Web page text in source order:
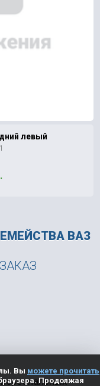
левый
ВАЗ
Вы можете прочитать
Продолжая